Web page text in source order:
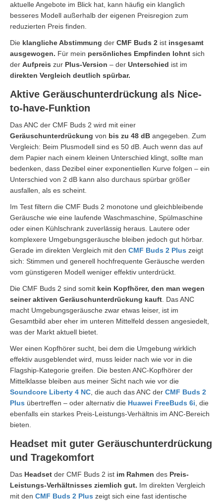
aktuelle Angebote im Blick hat, kann häufig ein klanglich
besseres Modell außerhalb der eigenen Preisregion zum
reduzierten Preis finden.
Die klangliche Abstimmung der CMF Buds 2 ist insgesamt
ausgewogen. Für mein persönliches Empfinden lohnt sich
der Aufpreis zur Plus-Version – der Unterschied ist im
direkten Vergleich deutlich spürbar.
Aktive Geräuschunterdrückung als Nice-
to-have-Funktion
Das ANC der CMF Buds 2 wird mit einer
Geräuschunterdrückung von bis zu 48 dB angegeben. Zum
Vergleich: Beim Plusmodell sind es 50 dB. Auch wenn das auf
dem Papier nach einem kleinen Unterschied klingt, sollte man
bedenken, dass Dezibel einer exponentiellen Kurve folgen – ein
Unterschied von 2 dB kann also durchaus spürbar größer
ausfallen, als es scheint.
Im Test filtern die CMF Buds 2 monotone und gleichbleibende
Geräusche wie eine laufende Waschmaschine, Spülmaschine
oder einen Kühlschrank zuverlässig heraus. Lautere oder
komplexere Umgebungsgeräusche bleiben jedoch gut hörbar.
Gerade im direkten Vergleich mit den CMF Buds 2 Plus zeigt
sich: Stimmen und generell hochfrequente Geräusche werden
vom günstigeren Modell weniger effektiv unterdrückt.
Die CMF Buds 2 sind somit kein Kopfhörer, den man wegen
seiner aktiven Geräuschunterdrückung kauft . Das ANC
macht Umgebungsgeräusche zwar etwas leiser, ist im
Gesamtbild aber eher im unteren Mittelfeld dessen angesiedelt,
was der Markt aktuell bietet.
Wer einen Kopfhörer sucht, bei dem die Umgebung wirklich
effektiv ausgeblendet wird, muss leider nach wie vor in die
Flagship-Kategorie greifen. Die besten ANC-Kopfhörer der
Mittelklasse bleiben aus meiner Sicht nach wie vor die
Soundcore Liberty 4 NC , die auch das ANC der CMF Buds 2
Plus übertreffen – oder alternativ die Huawei FreeBuds 6i , die
ebenfalls ein starkes Preis-Leistungs-Verhältnis im ANC-Bereich
bieten.
Headset mit guter Geräuschunterdrückung
und Tragekomfort
Das Headset der CMF Buds 2 ist im Rahmen des Preis-
Leistungs-Verhältnisses ziemlich gut. Im direkten Vergleich
mit den CMF Buds 2 Plus zeigt sich eine fast identische